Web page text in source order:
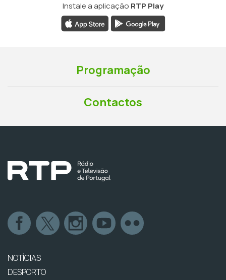
Instale a aplicação RTP Play
Programação
Contactos
NOTÍCIAS
DESPORTO